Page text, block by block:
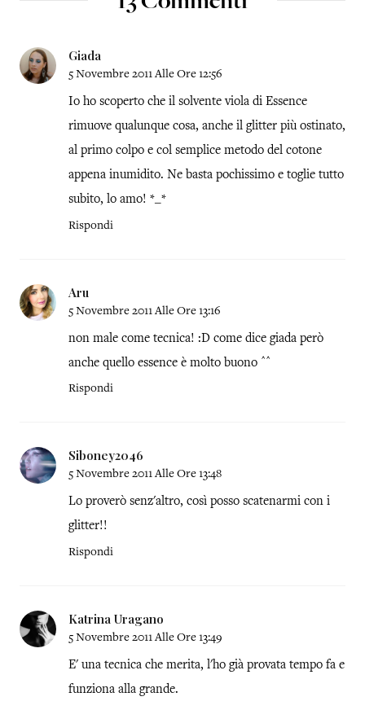
Giada
5 Novembre 2011 Alle Ore 12:56
Io ho scoperto che il solvente viola di Essence
rimuove qualunque cosa, anche il glitter più ostinato,
al primo colpo e col semplice metodo del cotone
appena inumidito. Ne basta pochissimo e toglie tutto
subito, lo amo! *_*
Rispondi
Aru
5 Novembre 2011 Alle Ore 13:16
non male come tecnica! :D come dice giada però
anche quello essence è molto buono ^^
Rispondi
Siboney2046
5 Novembre 2011 Alle Ore 13:48
Lo proverò senz'altro, così posso scatenarmi con i
glitter!!
Rispondi
Katrina Uragano
5 Novembre 2011 Alle Ore 13:49
E' una tecnica che merita, l'ho già provata tempo fa e
funziona alla grande.